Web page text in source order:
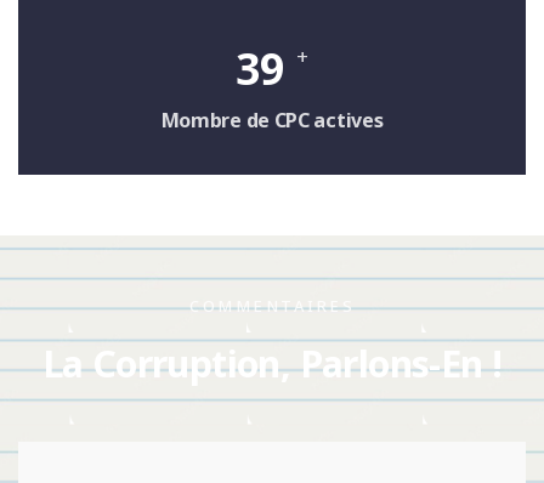
39 +
Mombre de CPC actives
COMMENTAIRES
La Corruption, Parlons-En !